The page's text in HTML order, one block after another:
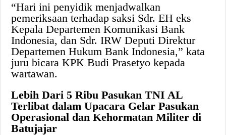
“Hari ini penyidik menjadwalkan
pemeriksaan terhadap saksi Sdr. EH eks
Kepala Departemen Komunikasi Bank
Indonesia, dan Sdr. IRW Deputi Direktur
Departemen Hukum Bank Indonesia,” kata
juru bicara KPK Budi Prasetyo kepada
wartawan.
Lebih Dari 5 Ribu Pasukan TNI AL
Terlibat dalam Upacara Gelar Pasukan
Operasional dan Kehormatan Militer di
Batujajar